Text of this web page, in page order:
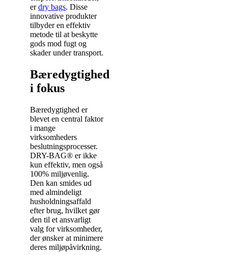
erdry bags. Disse
innovative produkter
tilbyder en effektiv
metode til at beskytte
gods mod fugt og
skader under transport.
Bæredygtighed
i fokus
Bæredygtighed er
blevet en central faktor
i mange
virksomheders
beslutningsprocesser.
DRY-BAG® er ikke
kun effektiv, men også
100% miljøvenlig.
Den kan smides ud
med almindeligt
husholdningsaffald
efter brug, hvilket gør
den til et ansvarligt
valg for virksomheder,
der ønsker at minimere
deres miljøpåvirkning.